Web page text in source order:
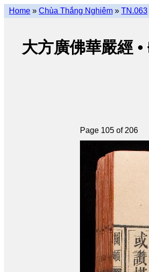
Home » Chùa Thắng Nghiêm » TN.063
大方廣佛華嚴經
Page 105 of 206